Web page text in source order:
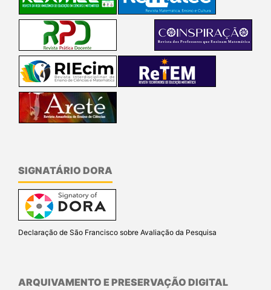
SIGNATÁRIO DORA
Declaração de São Francisco sobre Avaliação da Pesquisa
ARQUIVAMENTO E PRESERVAÇÃO DIGITAL